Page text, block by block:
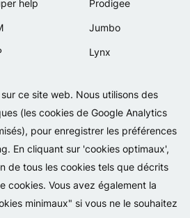
ce site web. Nous utilisons des
(les cookies de Google Analytics
pour enregistrer les préférences
En cliquant sur 'cookies optimaux',
de tous les cookies tels que décrits
cookies. Vous avez également la
minimaux" si vous ne le souhaitez
help Prodigee
Jumbo
Lynx
Motip